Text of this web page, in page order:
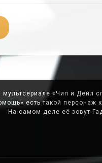
мультсериале «Чип и Дейл
есть такой персонаж
На самом деле её зовут